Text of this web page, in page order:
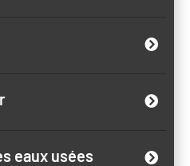
eaux usées